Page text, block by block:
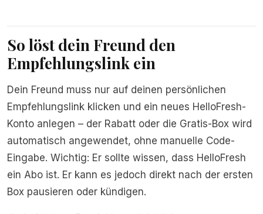
So löst dein Freund den
Empfehlungslink ein
Dein Freund muss nur auf deinen persönlichen
Empfehlungslink klicken und ein neues HelloFresh-
Konto anlegen – der Rabatt oder die Gratis-Box wird
automatisch angewendet, ohne manuelle Code-
Eingabe. Wichtig: Er sollte wissen, dass HelloFresh
ein Abo ist. Er kann es jedoch direkt nach der ersten
Box pausieren oder kündigen.